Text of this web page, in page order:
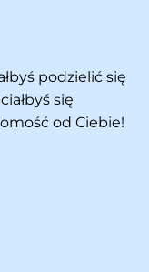
podzielić się
się
od Ciebie!